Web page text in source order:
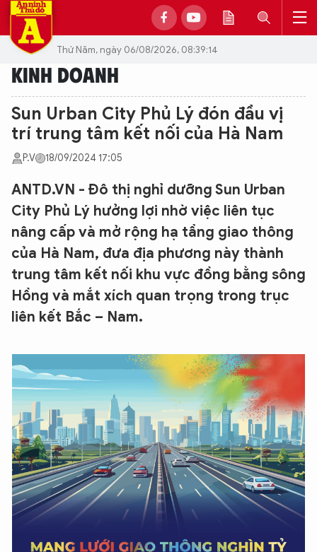
Thứ Năm, ngày 06/08/2026, 08:39:14
KINH DOANH
Sun Urban City Phủ Lý đón đầu vị
trí trung tâm kết nối của Hà Nam
P.V 18/09/2024 17:05
ANTD.VN - Đô thị nghỉ dưỡng Sun Urban
City Phủ Lý hưởng lợi nhờ việc liên tục
nâng cấp và mở rộng hạ tầng giao thông
của Hà Nam, đưa địa phương này thành
trung tâm kết nối khu vực đồng bằng sông
Hồng và mắt xích quan trọng trong trục
liên kết Bắc – Nam.